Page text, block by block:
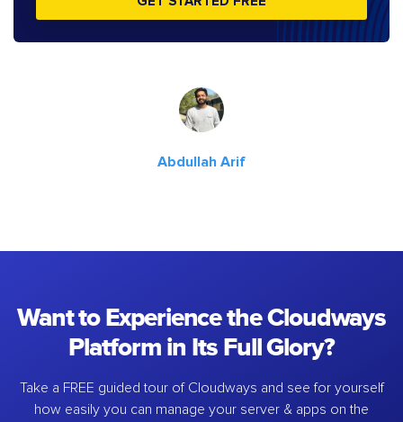
Abdullah Arif
Want to Experience the Cloudways
Platform in Its Full Glory?
Take a FREE guided tour of Cloudways and see for yourself
how easily you can manage your server & apps on the